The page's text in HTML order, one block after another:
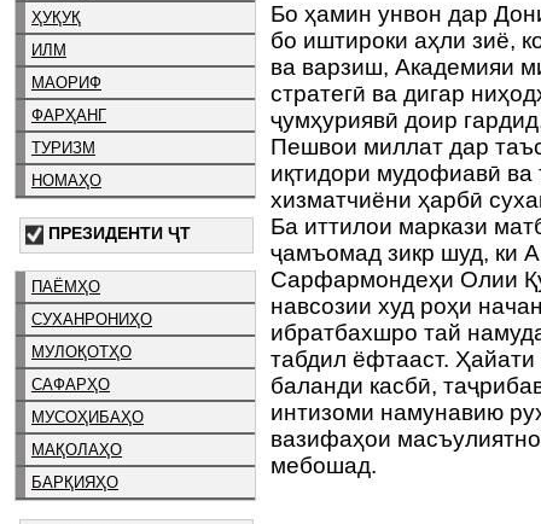
ҲУҚУҚ
ИЛМ
МАОРИФ
ФАРҲАНГ
ТУРИЗМ
НОМАҲО
ПРЕЗИДЕНТИ ҶТ
ПАЁМҲО
СУХАНРОНИҲО
МУЛОҚОТҲО
САФАРҲО
МУСОҲИБАҲО
МАҚОЛАҲО
БАРҚИЯҲО
Бо ҳамин унвон дар
бо иштироки аҳли зиё,
ва варзиш, Академияи
стратегӣ ва дигар
ҷумҳуриявӣ доир
Пешвои миллат дар
иқтидори мудофиавӣ ва
хизматчиёни ҳарбӣ
Ба иттилои маркази
ҷамъомад зикр шуд, ки
Сарфармондеҳи Олии
навсозии худ роҳи
ибратбахшро тай
табдил ёфтааст.
баланди касбӣ,
интизоми намунавию
вазифаҳои
мебошад.